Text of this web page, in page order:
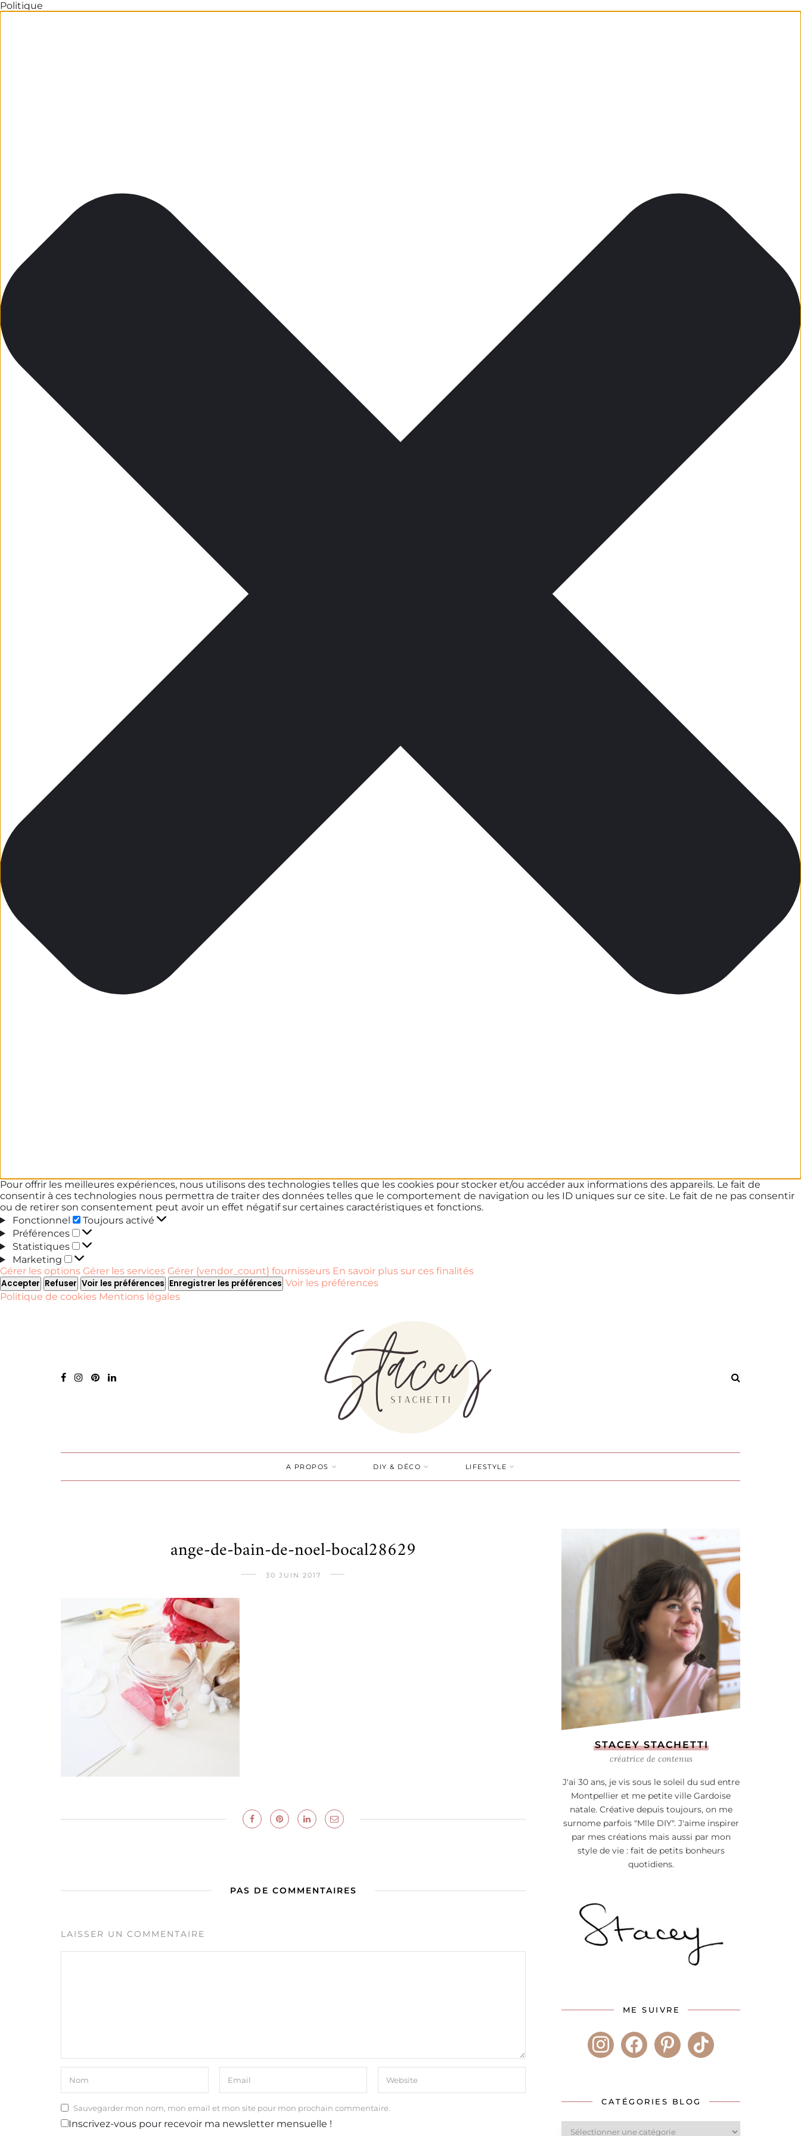
Politique
Pour offrir les meilleures expériences, nous utilisons des technologies telles que les cookies pour stocker et/ou accéder aux informations des appareils. Le fait de
consentir à ces technologies nous permettra de traiter des données telles que le comportement de navigation ou les ID uniques sur ce site. Le fait de ne pas consentir
ou de retirer son consentement peut avoir un effet négatif sur certaines caractéristiques et fonctions.
Fonctionnel
Fonctionnel
Toujours activé
Préférences
Préférences
Statistiques
Statistiques
Marketing
Marketing
Gérer les options Gérer les services Gérer {vendor_count} fournisseurs En savoir plus sur ces finalités
Accepter Refuser Voir les préférences Enregistrer les préférences Voir les préférences
Politique de cookies Mentions légales
A PROPOS DIY & DÉCO LIFESTYLE
ange-de-bain-de-noel-bocal28629
30 JUIN 2017
PAS DE COMMENTAIRES
LAISSER UN COMMENTAIRE
Sauvegarder mon nom, mon email et mon site pour mon prochain commentaire.
Inscrivez-vous pour recevoir ma newsletter mensuelle !
STACEY STACHETTI
créatrice de contenus
J'ai 30 ans, je vis sous le soleil du sud entre
Montpellier et me petite ville Gardoise
natale. Créative depuis toujours, on me
surnome parfois "Mlle DIY". J'aime inspirer
par mes créations mais aussi par mon
style de vie : fait de petits bonheurs
quotidiens.
ME SUIVRE
instagramfacebookpinteresttiktok
CATÉGORIES BLOG
Catégories